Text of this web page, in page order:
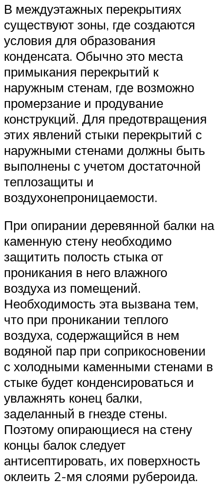
В междуэтажных перекрытиях
существуют зоны, где создаются
условия для образования
конденсата. Обычно это места
примыкания перекрытий к
наружным стенам, где возможно
промерзание и продувание
конструкций. Для предотвращения
этих явлений стыки перекрытий с
наружными стенами должны быть
выполнены с учетом достаточной
теплозащиты и
воздухонепроницаемости.
При опирании деревянной балки на
каменную стену необходимо
защитить полость стыка от
проникания в него влажного
воздуха из помещений.
Необходимость эта вызвана тем,
что при проникании теплого
воздуха, содержащийся в нем
водяной пар при соприкосновении
с холодными каменными стенами в
стыке будет конденсироваться и
увлажнять конец балки,
заделанный в гнезде стены.
Поэтому опирающиеся на стену
концы балок следует
антисептировать, их поверхность
оклеить 2-мя слоями рубероида.